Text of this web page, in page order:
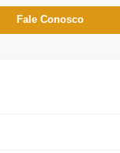
Fale Conosco